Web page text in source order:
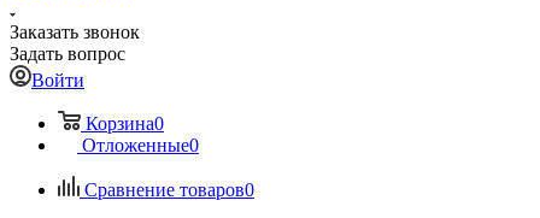
Заказать звонок
Задать вопрос
Войти
Корзина0
Отложенные0
Сравнение товаров0